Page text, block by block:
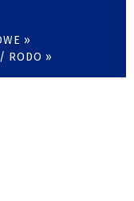
»
RODO »